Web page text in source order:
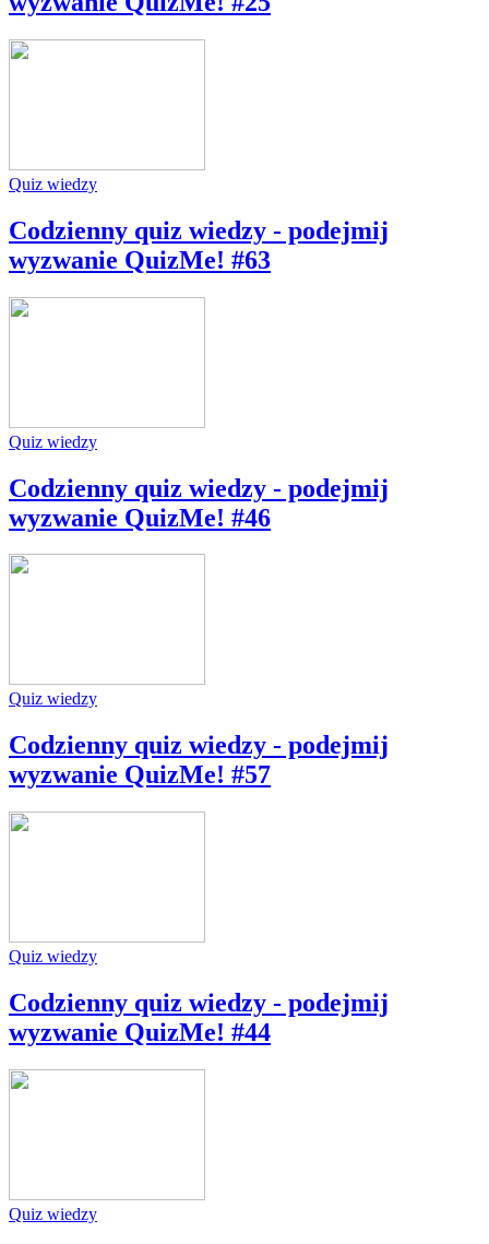
Quiz wiedzy
Codzienny quiz wiedzy - podejmij
wyzwanie QuizMe! #63
Quiz wiedzy
Codzienny quiz wiedzy - podejmij
wyzwanie QuizMe! #46
Quiz wiedzy
Codzienny quiz wiedzy - podejmij
wyzwanie QuizMe! #57
Quiz wiedzy
Codzienny quiz wiedzy - podejmij
wyzwanie QuizMe! #44
Quiz wiedzy